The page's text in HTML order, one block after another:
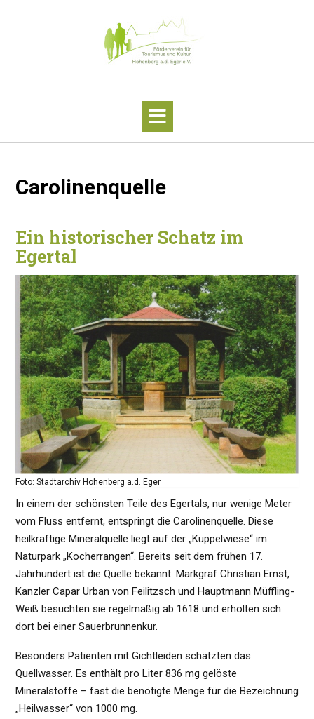
Carolinenquelle
Ein historischer Schatz im
Egertal
Foto: Stadtarchiv Hohenberg a.d. Eger
In einem der schönsten Teile des Egertals, nur wenige Meter
vom Fluss entfernt, entspringt die Carolinenquelle. Diese
heilkräftige Mineralquelle liegt auf der „Kuppelwiese“ im
Naturpark „Kocherrangen“. Bereits seit dem frühen 17.
Jahrhundert ist die Quelle bekannt. Markgraf Christian Ernst,
Kanzler Capar Urban von Feilitzsch und Hauptmann Müffling-
Weiß besuchten sie regelmäßig ab 1618 und erholten sich
dort bei einer Sauerbrunnenkur.
Besonders Patienten mit Gichtleiden schätzten das
Quellwasser. Es enthält pro Liter 836 mg gelöste
Mineralstoffe – fast die benötigte Menge für die Bezeichnung
„Heilwasser“ von 1000 mg.